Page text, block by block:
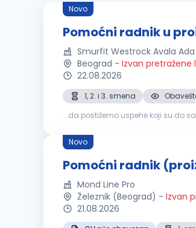
Novo
Pomoćni radnik u
Smurfit Westrock Avala Ada
Beograd - Izvan pretražene
22.08.2026
1, 2. i 3. smena
...da postižemo uspehe koji su do
Novo
Pomoćni radnik
Mond Line Pro
Železnik (Beograd) - Izvan
21.08.2026